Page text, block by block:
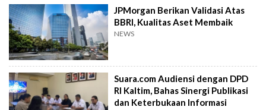
JPMorgan Berikan Validasi Atas
BBRI, Kualitas Aset Membaik
NEWS
Suara.com Audiensi dengan DPD
RI Kaltim, Bahas Sinergi Publikasi
dan Keterbukaan Informasi